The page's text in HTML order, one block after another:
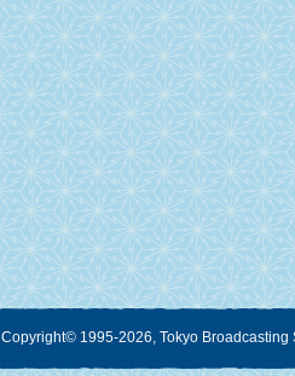
Copyright© 1995-2026, Tokyo Broadcasting